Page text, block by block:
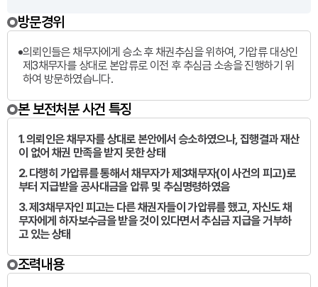
방문경위
의뢰인들은 채무자에게 승소 후 채권추심을 위하여, 가압류 대상인
제3채무자를 상대로 본압류로 이전 후 추심금 소송을 진행하기 위
하여 방문하였습니다.
본 보전처분 사건 특징
1. 의뢰인은 채무자를 상대로 본안에서 승소하였으나, 집행결과 재산
이 없어 채권 만족을 받지 못한 상태
2. 다행히 가압류를 통해서 채무자가 제3채무자(이 사건의 피고)로
부터 지급받을 공사대금을 압류 및 추심명령하였음
3. 제3채무자인 피고는 다른 채권자들이 가압류를 했고, 자신도 채
무자에게 하자보수금을 받을 것이 있다면서 추심금 지급을 거부하
고 있는 상태
조력내용